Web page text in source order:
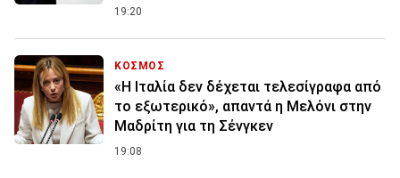
19:20
ΚΟΣΜΟΣ
«Η Ιταλία δεν δέχεται τελεσίγραφα από
το εξωτερικό», απαντά η Μελόνι στην
Μαδρίτη για τη Σένγκεν
19:08